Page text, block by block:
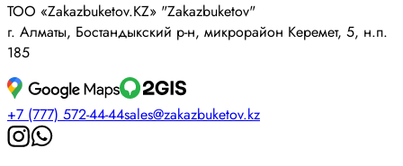
ТОО «Zakazbuketov.KZ» "Zakazbuketov"
г. Алматы, Бостандыкский р-н, микрорайон Керемет, 5, н.п.
185
+7 (777) 572-44-44sales@zakazbuketov.kz